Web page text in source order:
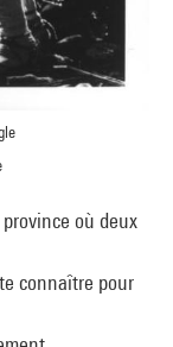
où deux
connaître pour